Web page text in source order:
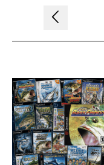
de